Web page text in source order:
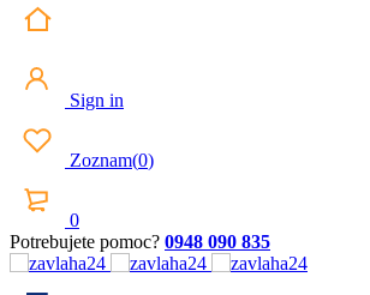
Sign in
Zoznam(0)
0
Potrebujete pomoc? 0948 090 835